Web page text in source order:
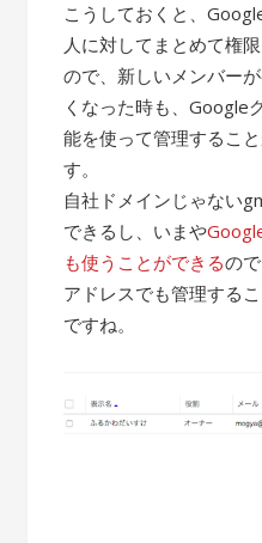
こうしておくと、
人に対してまとめて権
ので、新しいメンバー
くなった時も、Google
能を使って管理するこ
す。
自社ドメインじゃない
できるし、いまや
も使うことができるの
アドレスでも管理する
ですね。